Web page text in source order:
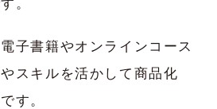
。
電子書籍やオンラインコース
スキルを活かして商品化
す。